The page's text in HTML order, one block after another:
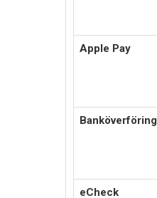
Apple Pay
Banköverföring
eCheck